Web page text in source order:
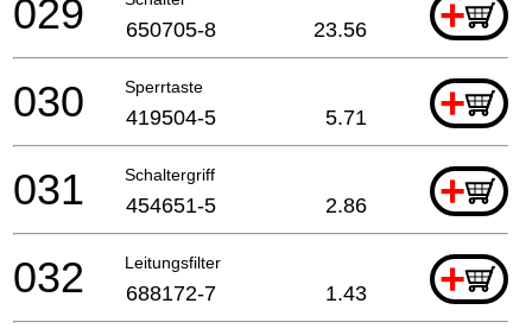
+
029 650705-8 23.56
Sperrtaste +
030 419504-5 5.71
Schaltergriff +
031 454651-5 2.86
Leitungsfilter +
032 688172-7 1.43